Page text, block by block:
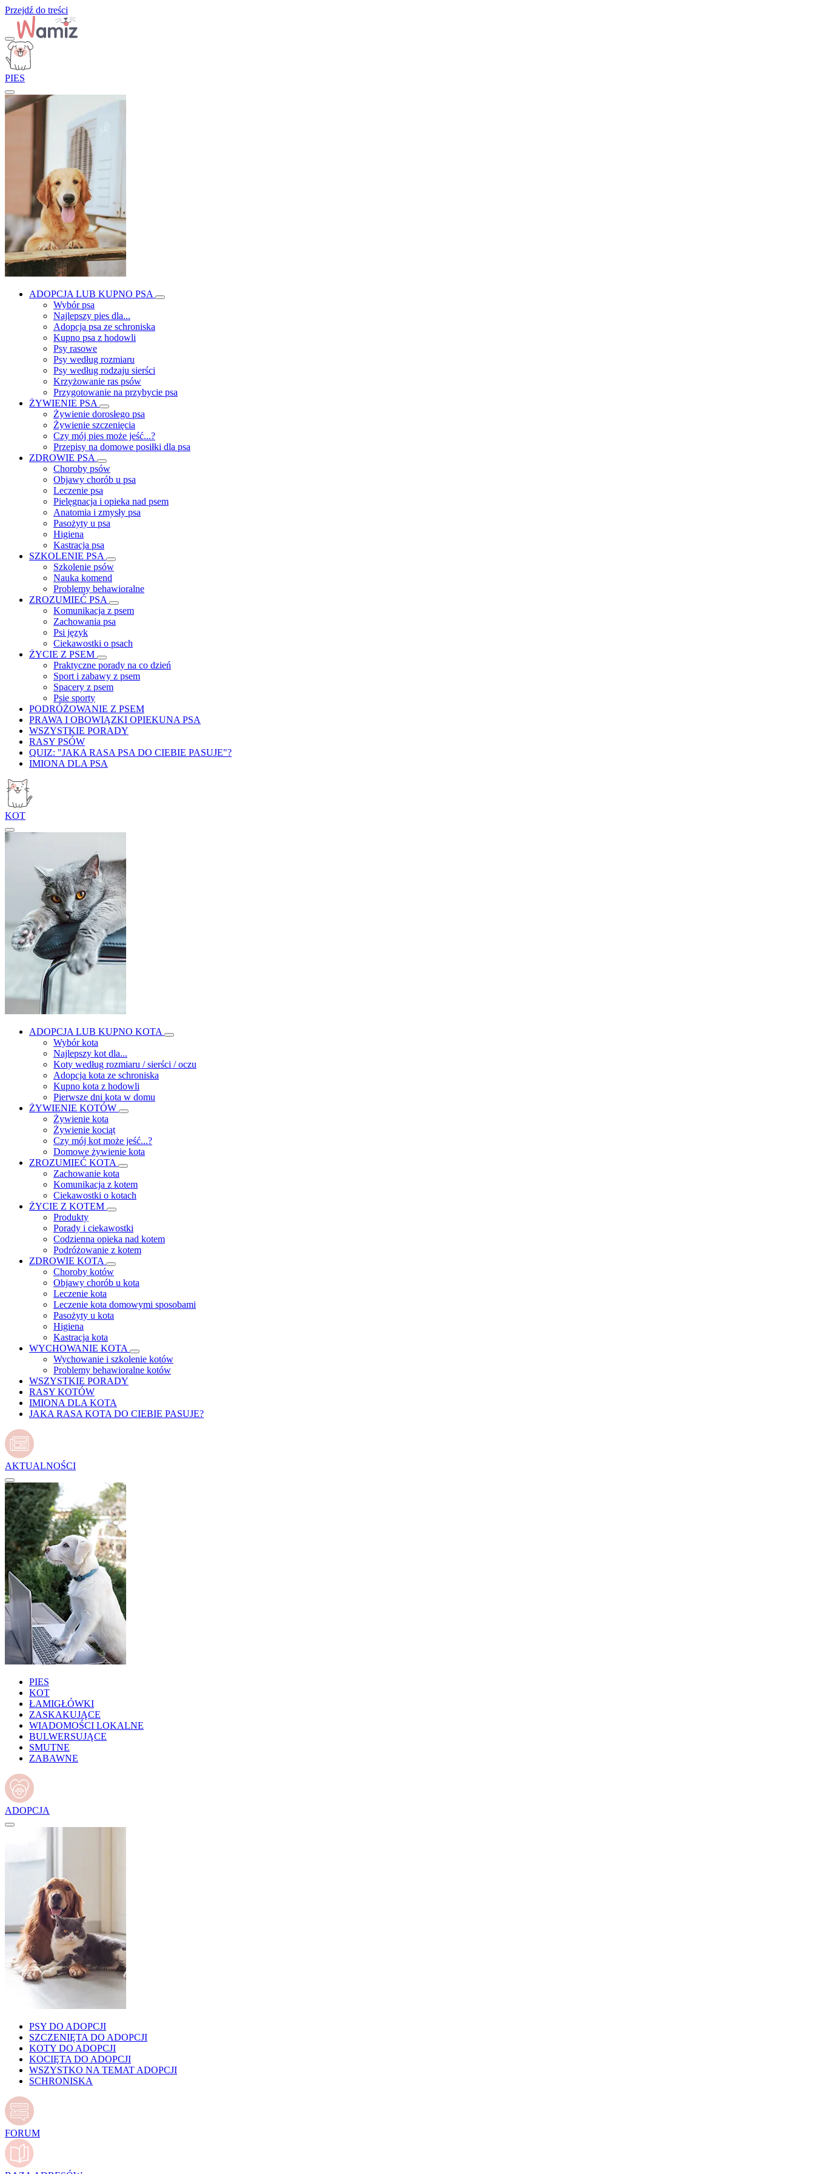
Przejdź do treści
PIES
ADOPCJA LUB KUPNO PSA
Wybór psa
Najlepszy pies dla...
Adopcja psa ze schroniska
Kupno psa z hodowli
Psy rasowe
Psy według rozmiaru
Psy według rodzaju sierści
Krzyżowanie ras psów
Przygotowanie na przybycie psa
ŻYWIENIE PSA
Żywienie dorosłego psa
Żywienie szczenięcia
Czy mój pies może jeść...?
Przepisy na domowe posiłki dla psa
ZDROWIE PSA
Choroby psów
Objawy chorób u psa
Leczenie psa
Pielęgnacja i opieka nad psem
Anatomia i zmysły psa
Pasożyty u psa
Higiena
Kastracja psa
SZKOLENIE PSA
Szkolenie psów
Nauka komend
Problemy behawioralne
ZROZUMIEĆ PSA
Komunikacja z psem
Zachowania psa
Psi język
Ciekawostki o psach
ŻYCIE Z PSEM
Praktyczne porady na co dzień
Sport i zabawy z psem
Spacery z psem
Psie sporty
PODRÓŻOWANIE Z PSEM
PRAWA I OBOWIĄZKI OPIEKUNA PSA
WSZYSTKIE PORADY
RASY PSÓW
QUIZ: "JAKA RASA PSA DO CIEBIE PASUJE"?
IMIONA DLA PSA
KOT
ADOPCJA LUB KUPNO KOTA
Wybór kota
Najlepszy kot dla...
Koty według rozmiaru / sierści / oczu
Adopcja kota ze schroniska
Kupno kota z hodowli
Pierwsze dni kota w domu
ŻYWIENIE KOTÓW
Żywienie kota
Żywienie kociąt
Czy mój kot może jeść...?
Domowe żywienie kota
ZROZUMIEĆ KOTA
Zachowanie kota
Komunikacja z kotem
Ciekawostki o kotach
ŻYCIE Z KOTEM
Produkty
Porady i ciekawostki
Codzienna opieka nad kotem
Podróżowanie z kotem
ZDROWIE KOTA
Choroby kotów
Objawy chorób u kota
Leczenie kota
Leczenie kota domowymi sposobami
Pasożyty u kota
Higiena
Kastracja kota
WYCHOWANIE KOTA
Wychowanie i szkolenie kotów
Problemy behawioralne kotów
WSZYSTKIE PORADY
RASY KOTÓW
IMIONA DLA KOTA
JAKA RASA KOTA DO CIEBIE PASUJE?
AKTUALNOŚCI
PIES
KOT
ŁAMIGŁÓWKI
ZASKAKUJĄCE
WIADOMOŚCI LOKALNE
BULWERSUJĄCE
SMUTNE
ZABAWNE
ADOPCJA
PSY DO ADOPCJI
SZCZENIĘTA DO ADOPCJI
KOTY DO ADOPCJI
KOCIĘTA DO ADOPCJI
WSZYSTKO NA TEMAT ADOPCJI
SCHRONISKA
FORUM